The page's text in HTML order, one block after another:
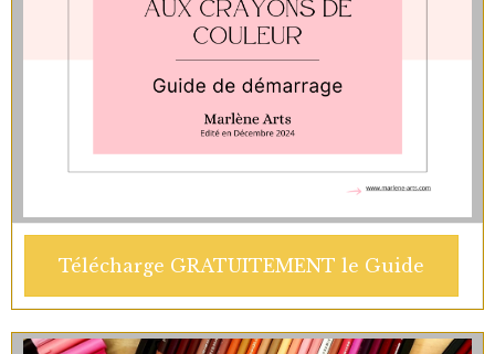
Télécharge GRATUITEMENT le Guide